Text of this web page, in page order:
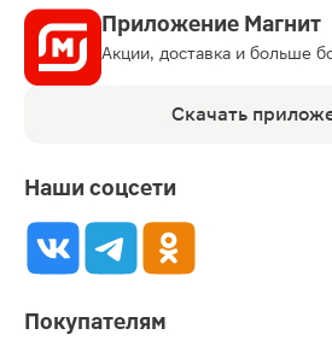
Приложение Магнит
Акции, доставка и больше
Скачать
Наши соцсети
Покупателям